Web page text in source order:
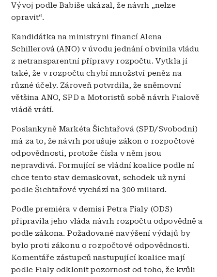
Vývoj podle Babiše ukázal, že návrh „nelze
opravit“.
Kandidátka na ministryni financí Alena
Schillerová (ANO) v úvodu jednání obvinila vládu
z netransparentní přípravy rozpočtu. Vytkla jí
také, že v rozpočtu chybí množství peněz na
různé účely. Zároveň potvrdila, že sněmovní
většina ANO, SPD a Motoristů sobě návrh Fialově
vládě vrátí.
Poslankyně Markéta Šichtařová (SPD/Svobodní)
má za to, že návrh porušuje zákon o rozpočtové
odpovědnosti, protože čísla v něm jsou
nepravdivá. Formující se vládní koalice podle ní
chce tento stav demaskovat, schodek už nyní
podle Šichtařové vychází na 300 miliard.
Podle premiéra v demisi Petra Fialy (ODS)
připravila jeho vláda návrh rozpočtu odpovědně a
podle zákona. Požadované navýšení výdajů by
bylo proti zákonu o rozpočtové odpovědnosti.
Komentáře zástupců nastupující koalice mají
podle Fialy odklonit pozornost od toho, že kvůli